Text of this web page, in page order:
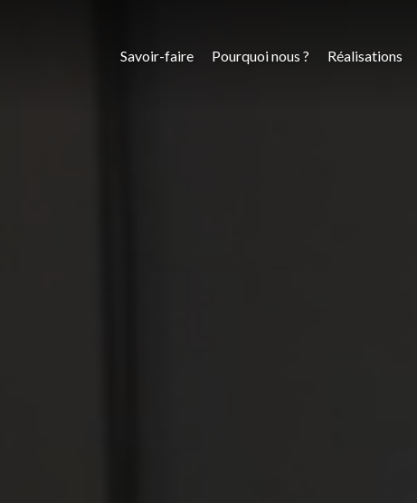
Savoir-faire Pourquoi nous ? Réalisations